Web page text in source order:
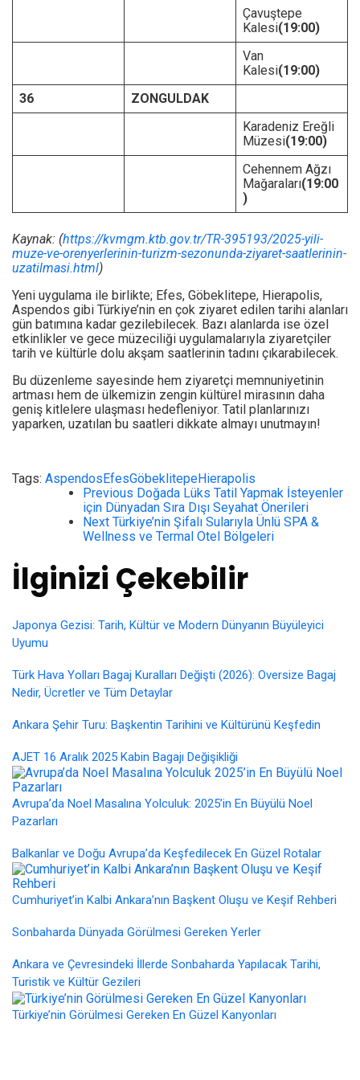
Çavuştepe
Kalesi(19:00)
Van
Kalesi(19:00)
36
ZONGULDAK
Karadeniz Ereğli
Müzesi(19:00)
Cehennem Ağzı
Mağaraları(19:00
)
Kaynak: (https://kvmgm.ktb.gov.tr/TR-395193/2025-yili-
muze-ve-orenyerlerinin-turizm-sezonunda-ziyaret-saatlerinin-
uzatilmasi.html)
Yeni uygulama ile birlikte; Efes, Göbeklitepe, Hierapolis,
Aspendos gibi Türkiye’nin en çok ziyaret edilen tarihi alanları
gün batımına kadar gezilebilecek. Bazı alanlarda ise özel
etkinlikler ve gece müzeciliği uygulamalarıyla ziyaretçiler
tarih ve kültürle dolu akşam saatlerinin tadını çıkarabilecek.
Bu düzenleme sayesinde hem ziyaretçi memnuniyetinin
artması hem de ülkemizin zengin kültürel mirasının daha
geniş kitlelere ulaşması hedefleniyor. Tatil planlarınızı
yaparken, uzatılan bu saatleri dikkate almayı unutmayın!
Tags: AspendosEfesGöbeklitepeHierapolis
Previous Doğada Lüks Tatil Yapmak İsteyenler
için Dünyadan Sıra Dışı Seyahat Önerileri
Next Türkiye’nin Şifalı Sularıyla Ünlü SPA &
Wellness ve Termal Otel Bölgeleri
İlginizi Çekebilir
Japonya Gezisi: Tarih, Kültür ve Modern Dünyanın Büyüleyici
Uyumu
Türk Hava Yolları Bagaj Kuralları Değişti (2026): Oversize Bagaj
Nedir, Ücretler ve Tüm Detaylar
Ankara Şehir Turu: Başkentin Tarihini ve Kültürünü Keşfedin
AJET 16 Aralık 2025 Kabin Bagajı Değişikliği
Avrupa’da Noel Masalına Yolculuk: 2025’in En Büyülü Noel
Pazarları
Balkanlar ve Doğu Avrupa’da Keşfedilecek En Güzel Rotalar
Cumhuriyet’in Kalbi Ankara’nın Başkent Oluşu ve Keşif Rehberi
Sonbaharda Dünyada Görülmesi Gereken Yerler
Ankara ve Çevresindeki İllerde Sonbaharda Yapılacak Tarihi,
Turistik ve Kültür Gezileri
Türkiye’nin Görülmesi Gereken En Güzel Kanyonları